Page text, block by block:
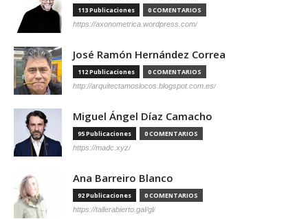
113 Publicaciones 0 COMENTARIOS
https://axonometrica.wordpress.com/
José Ramón Hernández Correa
112 Publicaciones 0 COMENTARIOS
http://arquitectamoslocos.blogspot.com.es/
Miguel Ángel Díaz Camacho
95 Publicaciones 0 COMENTARIOS
https://madc.xyz/
Ana Barreiro Blanco
92 Publicaciones 0 COMENTARIOS
https://tallerabierto.gal/gl/